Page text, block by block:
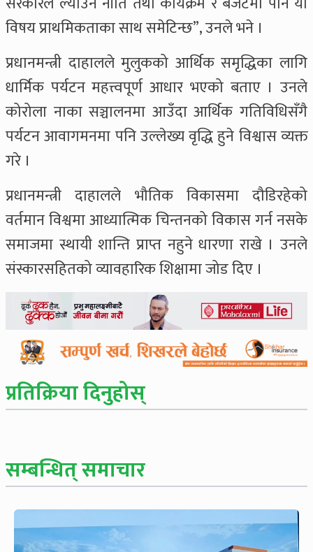
विषय प्राथमिकताका साथ समेटिन्छ”, उनले भने ।
प्रधानमन्त्री दाहालले मुलुकको आर्थिक समृद्धिका लागि
धार्मिक पर्यटन महत्त्वपूर्ण आधार भएको बताए । उनले
कोरोला नाका सञ्चालनमा आउँदा आर्थिक गतिविधिसँगै
पर्यटन आवागमनमा पनि उल्लेख्य वृद्धि हुने विश्वास व्यक्त
गरे ।
प्रधानमन्त्री दाहालले भौतिक विकासमा दौडिरहेको
वर्तमान विश्वमा आध्यात्मिक चिन्तनको विकास गर्न नसके
समाजमा स्थायी शान्ति प्राप्त नहुने धारणा राखे । उनले
संस्कारसहितको व्यावहारिक शिक्षामा जोड दिए ।
प्रतिक्रिया दिनुहोस्
सम्बन्धित् समाचार